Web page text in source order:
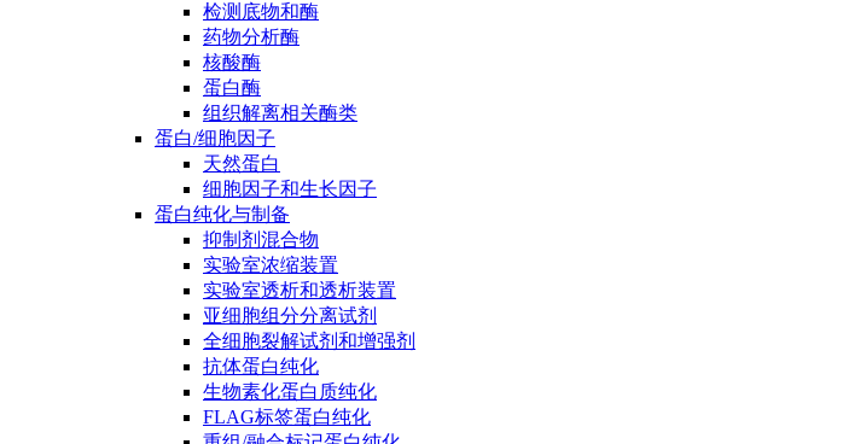
检测底物和酶
药物分析酶
核酸酶
蛋白酶
组织解离相关酶类
蛋白/细胞因子
天然蛋白
细胞因子和生长因子
蛋白纯化与制备
抑制剂混合物
实验室浓缩装置
实验室透析和透析装置
亚细胞组分分离试剂
全细胞裂解试剂和增强剂
抗体蛋白纯化
生物素化蛋白质纯化
FLAG标签蛋白纯化